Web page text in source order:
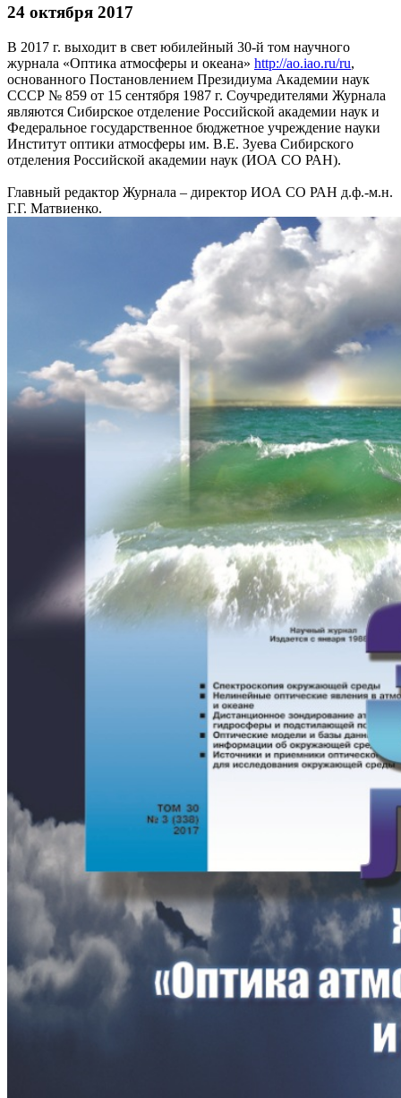
24 октября 2017
В 2017 г. выходит в свет юбилейный 30-й том научного
журнала «Оптика атмосферы и океана» http://ao.iao.ru/ru,
основанного Постановлением Президиума Академии наук
СССР № 859 от 15 сентября 1987 г. Соучредителями Журнала
являются Сибирское отделение Российской академии наук и
Федеральное государственное бюджетное учреждение науки
Институт оптики атмосферы им. В.Е. Зуева Сибирского
отделения Российской академии наук (ИОА СО РАН).
Главный редактор Журнала – директор ИОА СО РАН д.ф.-м.н.
Г.Г. Матвиенко.